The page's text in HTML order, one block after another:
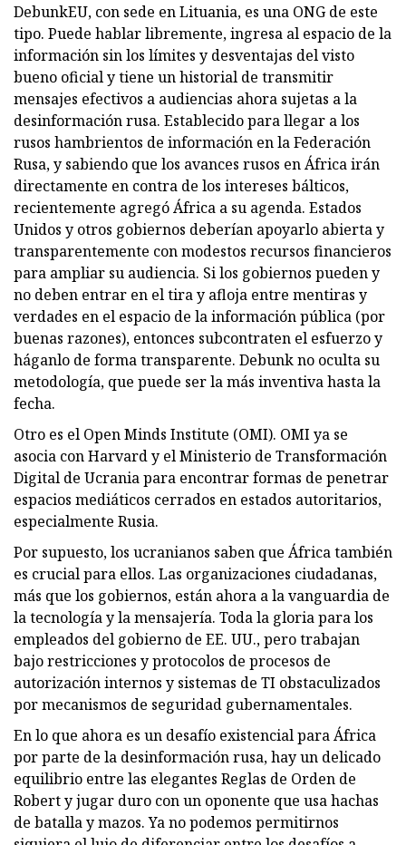
DebunkEU, con sede en Lituania, es una ONG de este
tipo. Puede hablar libremente, ingresa al espacio de la
información sin los límites y desventajas del visto
bueno oficial y tiene un historial de transmitir
mensajes efectivos a audiencias ahora sujetas a la
desinformación rusa. Establecido para llegar a los
rusos hambrientos de información en la Federación
Rusa, y sabiendo que los avances rusos en África irán
directamente en contra de los intereses bálticos,
recientemente agregó África a su agenda. Estados
Unidos y otros gobiernos deberían apoyarlo abierta y
transparentemente con modestos recursos financieros
para ampliar su audiencia. Si los gobiernos pueden y
no deben entrar en el tira y afloja entre mentiras y
verdades en el espacio de la información pública (por
buenas razones), entonces subcontraten el esfuerzo y
háganlo de forma transparente. Debunk no oculta su
metodología, que puede ser la más inventiva hasta la
fecha.
Otro es el Open Minds Institute (OMI). OMI ya se
asocia con Harvard y el Ministerio de Transformación
Digital de Ucrania para encontrar formas de penetrar
espacios mediáticos cerrados en estados autoritarios,
especialmente Rusia.
Por supuesto, los ucranianos saben que África también
es crucial para ellos. Las organizaciones ciudadanas,
más que los gobiernos, están ahora a la vanguardia de
la tecnología y la mensajería. Toda la gloria para los
empleados del gobierno de EE. UU., pero trabajan
bajo restricciones y protocolos de procesos de
autorización internos y sistemas de TI obstaculizados
por mecanismos de seguridad gubernamentales.
En lo que ahora es un desafío existencial para África
por parte de la desinformación rusa, hay un delicado
equilibrio entre las elegantes Reglas de Orden de
Robert y jugar duro con un oponente que usa hachas
de batalla y mazos. Ya no podemos permitirnos